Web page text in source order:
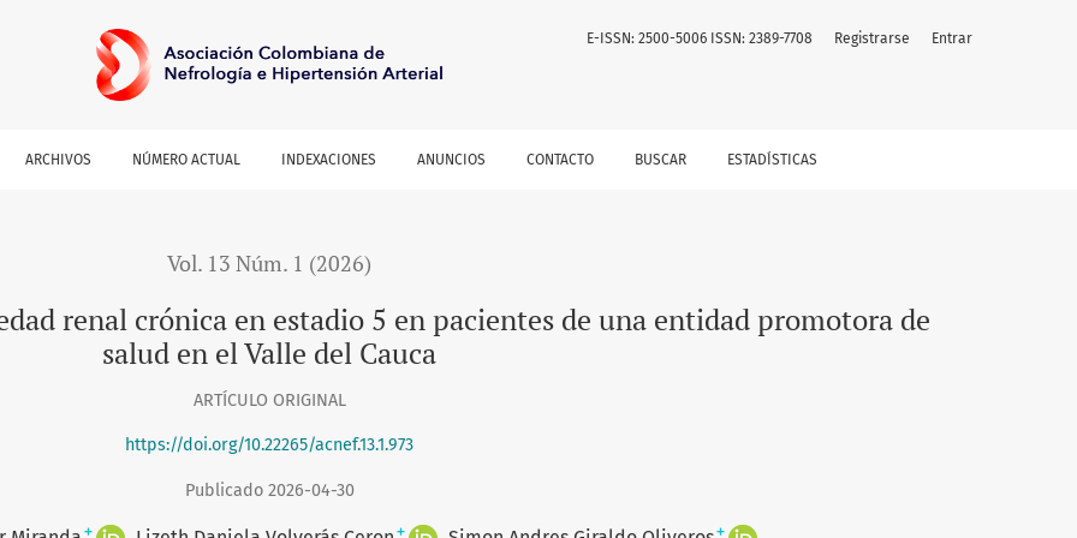
ARCHIVOS NÚMERO ACTUAL INDEXACIONES ANUNCIOS CONTACTO BUSCAR ESTADÍSTICAS
E-ISSN: 2500-5006 ISSN: 2389-7708 Registrarse Entrar
Vol. 13 Núm. 1 (2026)
renal crónica en estadio 5 en pacientes de una entidad promotora de
salud en el Valle del Cauca
ARTÍCULO ORIGINAL
https://doi.org/10.22265/acnef.13.1.973
Publicado 2026-04-30
+ + +